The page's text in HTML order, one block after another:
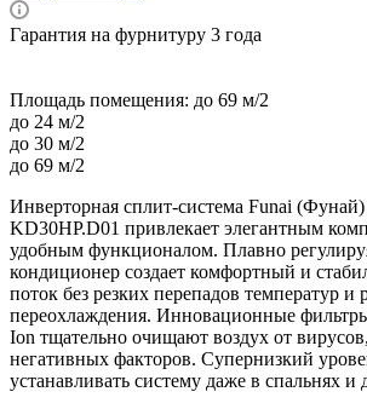
Гарантия на фурнитуру 3 года
Площадь помещения: до 69 м/2
до 24 м/2
до 30 м/2
до 69 м/2
Инверторная сплит-система Funai
KD30HP.D01 привлекает элегантным
удобным функционалом. Плавно
кондиционер создает комфортный и
поток без резких перепадов температур и
переохлаждения. Инновационные
Ion тщательно очищают воздух от
негативных факторов. Супернизкий
устанавливать систему даже в спальнях и